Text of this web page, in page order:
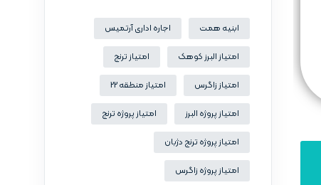
ابنیه همت اجاره اداری آرتمیس
امتیاز البرز کوهک امتیاز ترنج
امتیاز زاگرس امتیاز منطقه 22
امتیاز پروژه البرز امتیاز پروژه ترنج
امتیاز پروژه ترنج دژبان
امتیاز پروژه زاگرس